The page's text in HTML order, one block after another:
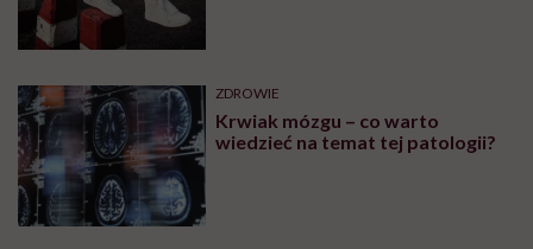
ZDROWIE
Krwiak mózgu – co warto
wiedzieć na temat tej patologii?